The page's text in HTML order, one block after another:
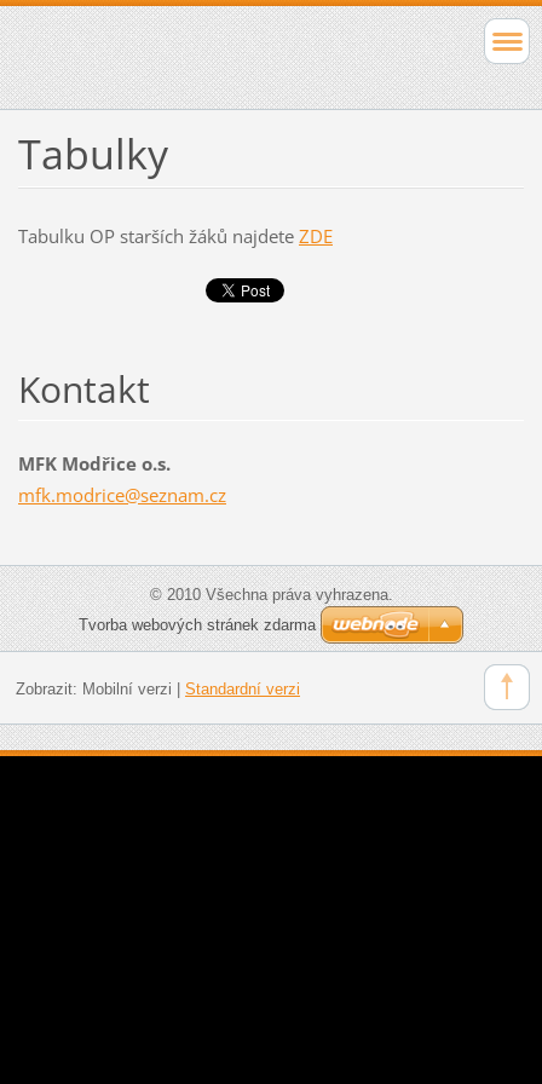
Tabulky
Tabulku OP starších žáků najdete ZDE
Kontakt
MFK Modřice o.s.
mfk.modrice@seznam.cz
© 2010 Všechna práva vyhrazena.
Tvorba webových stránek zdarma
Zobrazit: Mobilní verzi | Standardní verzi